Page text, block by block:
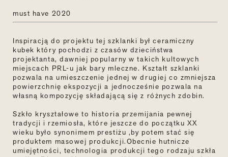
must have 2020
Inspiracją do projektu tej szklanki był ceramiczny
kubek który pochodzi z czasów dzieciństwa
projektanta, dawniej popularny w takich kultowych
miejscach PRL-u jak bary mleczne. Kształt szklanki
pozwala na umieszczenie jednej w drugiej co zmniejsza
powierzchnię ekspozycji a jednocześnie pozwala na
własną kompozycję składającą się z różnych zdobin.
Szkło kryształowe to historia przemijania pewnej
tradycji i rzemiosła, które jeszcze do początku XX
wieku było synonimem prestiżu ,by potem stać się
produktem masowej produkcji.Obecnie hutnicze
umiejętności, technologia produkcji tego rodzaju szkła